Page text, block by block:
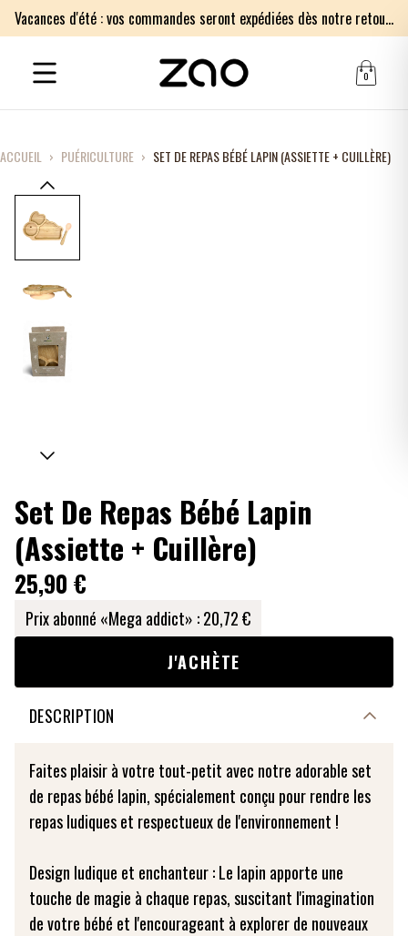
Vacances d'été : vos commandes seront expédiées dès notre retour le lundi 17 août. Merci pour votre patience.
0
ACCUEIL › PUÉRICULTURE › SET DE REPAS BÉBÉ LAPIN (ASSIETTE + CUILLÈRE)
Set De Repas Bébé Lapin
(Assiette + Cuillère)
25,90 €
Prix abonné «Mega addict» :20,72 €
J'ACHÈTE
DESCRIPTION
Faites plaisir à votre tout-petit avec notre adorable set
de repas bébé lapin, spécialement conçu pour rendre les
repas ludiques et respectueux de l'environnement !
Design ludique et enchanteur : Le lapin apporte une
touche de magie à chaque repas, suscitant l'imagination
de votre bébé et l'encourageant à explorer de nouveaux